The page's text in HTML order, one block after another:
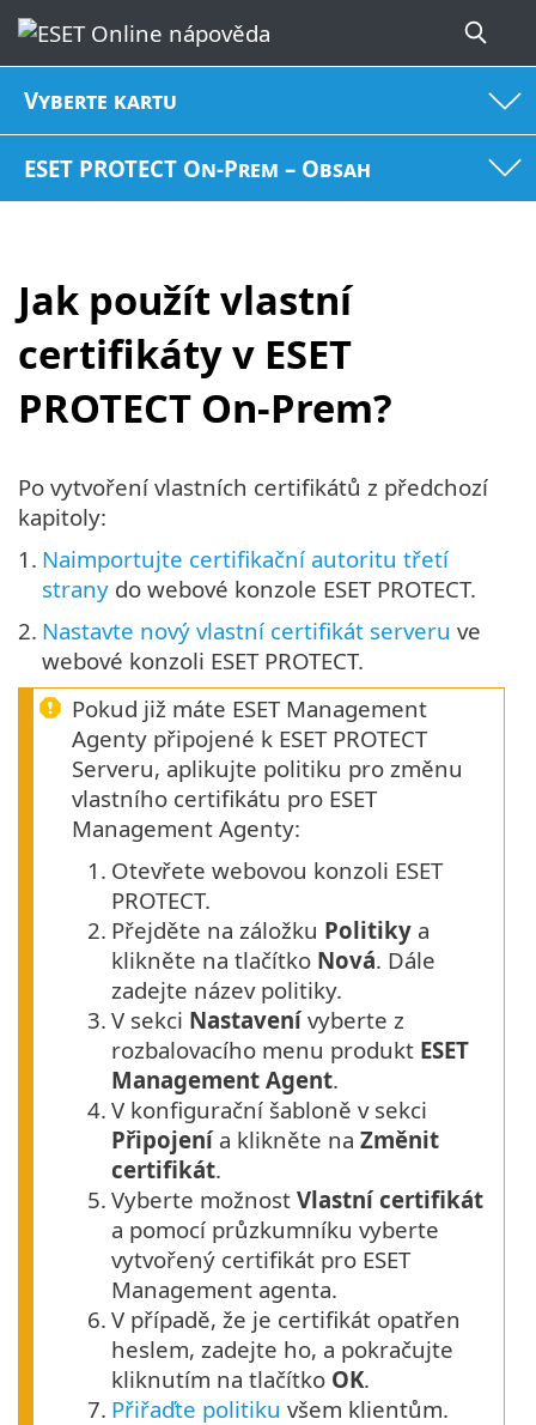
Vyberte kartu
ESET PROTECT On-Prem – Obsah
Jak použít vlastní
certifikáty v ESET
PROTECT On-Prem?
Po vytvoření vlastních certifikátů z předchozí
kapitoly:
1. Naimportujte certifikační autoritu třetí
strany do webové konzole ESET PROTECT.
2. Nastavte nový vlastní certifikát serveru ve
webové konzoli ESET PROTECT.
Pokud již máte ESET Management
Agenty připojené k ESET PROTECT
Serveru, aplikujte politiku pro změnu
vlastního certifikátu pro ESET
Management Agenty:
1. Otevřete webovou konzoli ESET
PROTECT.
2. Přejděte na záložku Politiky a
klikněte na tlačítko Nová. Dále
zadejte název politiky.
3. V sekci Nastavenívyberte z
rozbalovacího menu produkt ESET
Management Agent.
4. V konfigurační šabloně v sekci
Připojenía klikněte na Změnit
certifikát.
5. Vyberte možnost Vlastní certifikát
a pomocí průzkumníku vyberte
vytvořený certifikát pro ESET
Management agenta.
6. V případě, že je certifikát opatřen
heslem, zadejte ho, a pokračujte
kliknutím na tlačítko OK.
7. Přiřaďte politiku všem klientům.